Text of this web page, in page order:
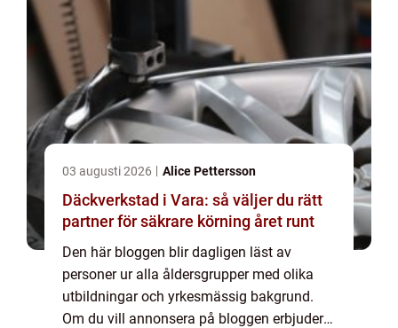
03 augusti 2026 Alice Pettersson
Däckverkstad i Vara: så väljer du rätt
partner för säkrare körning året runt
Den här bloggen blir dagligen läst av
personer ur alla åldersgrupper med olika
utbildningar och yrkesmässig bakgrund.
Om du vill annonsera på bloggen erbjuder